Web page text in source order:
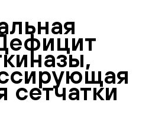
сетчатки